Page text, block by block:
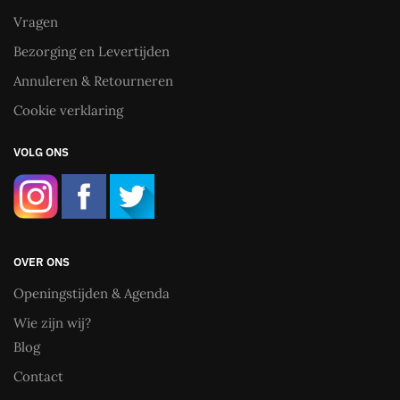
Vragen
Bezorging en Levertijden
Annuleren & Retourneren
Cookie verklaring
VOLG ONS
OVER ONS
Openingstijden & Agenda
Wie zijn wij?
Blog
Contact